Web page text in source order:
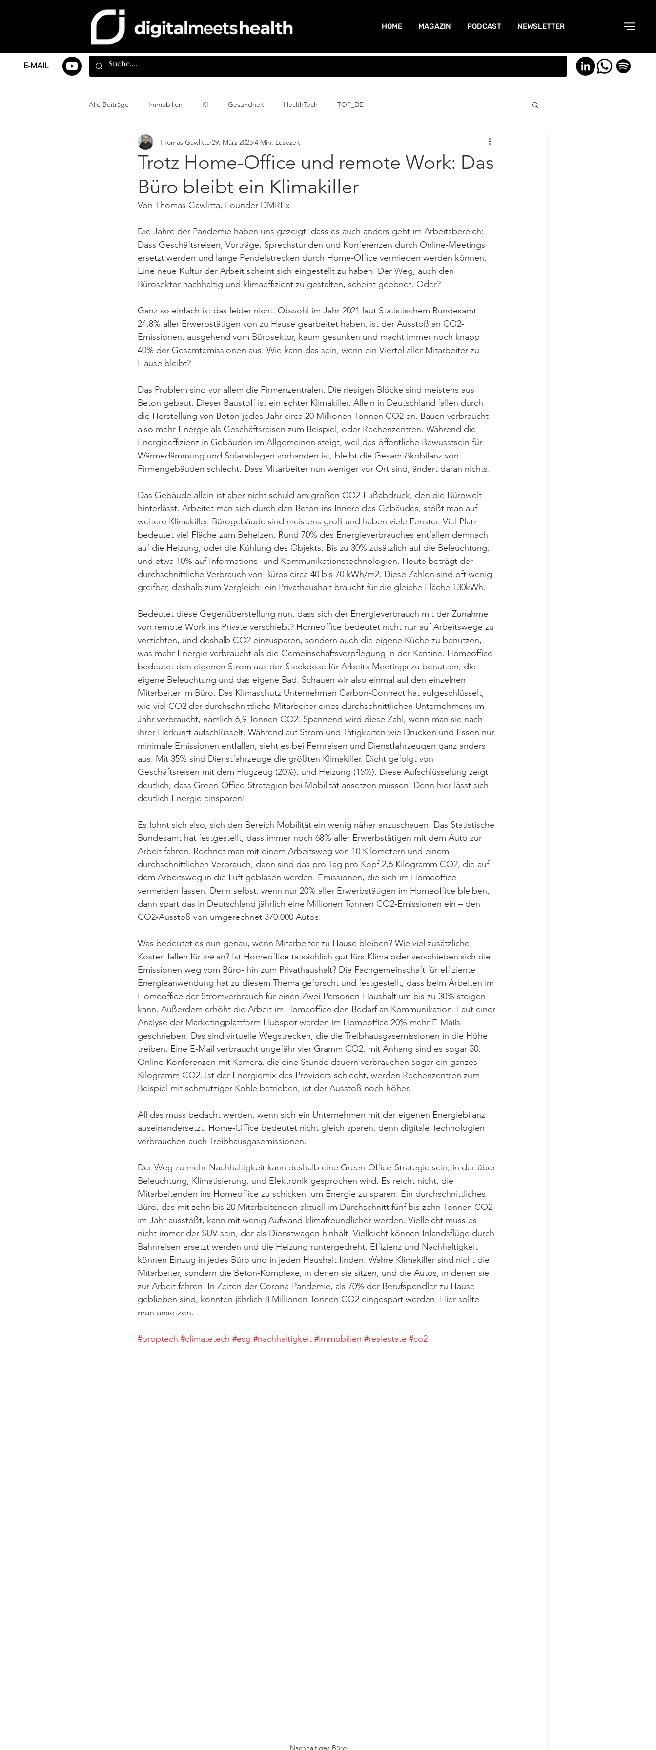
E-MAIL
HOME MAGAZIN PODCAST NEWSLETTER
Alle Beiträge Immobilien KI Gesundheit HealthTech TOP_DE
Trotz Home-Office und remote Work: Das
Büro bleibt ein Klimakiller
Thomas Gawlitta 29. März 2023 4 Min. Lesezeit
Von Thomas Gawlitta, Founder DMREx
Die Jahre der Pandemie haben uns gezeigt, dass es auch anders geht im Arbeitsbereich:
Dass Geschäftsreisen, Vorträge, Sprechstunden und Konferenzen durch Online-Meetings
ersetzt werden und lange Pendelstrecken durch Home-Office vermieden werden können.
Eine neue Kultur der Arbeit scheint sich eingestellt zu haben. Der Weg, auch den
Bürosektor nachhaltig und klimaeffizient zu gestalten, scheint geebnet. Oder?
Ganz so einfach ist das leider nicht. Obwohl im Jahr 2021 laut Statistischem Bundesamt
24,8% aller Erwerbstätigen von zu Hause gearbeitet haben, ist der Ausstoß an CO2-
Emissionen, ausgehend vom Bürosektor, kaum gesunken und macht immer noch knapp
40% der Gesamtemissionen aus. Wie kann das sein, wenn ein Viertel aller Mitarbeiter zu
Hause bleibt?
Das Problem sind vor allem die Firmenzentralen. Die riesigen Blöcke sind meistens aus
Beton gebaut. Dieser Baustoff ist ein echter Klimakiller. Allein in Deutschland fallen durch
die Herstellung von Beton jedes Jahr circa 20 Millionen Tonnen CO2 an. Bauen verbraucht
also mehr Energie als Geschäftsreisen zum Beispiel, oder Rechenzentren. Während die
Energieeffizienz in Gebäuden im Allgemeinen steigt, weil das öffentliche Bewusstsein für
Wärmedämmung und Solaranlagen vorhanden ist, bleibt die Gesamtökobilanz von
Firmengebäuden schlecht. Dass Mitarbeiter nun weniger vor Ort sind, ändert daran nichts.
Das Gebäude allein ist aber nicht schuld am großen CO2-Fußabdruck, den die Bürowelt
hinterlässt. Arbeitet man sich durch den Beton ins Innere des Gebäudes, stößt man auf
weitere Klimakiller. Bürogebäude sind meistens groß und haben viele Fenster. Viel Platz
bedeutet viel Fläche zum Beheizen. Rund 70% des Energieverbrauches entfallen demnach
auf die Heizung, oder die Kühlung des Objekts. Bis zu 30% zusätzlich auf die Beleuchtung,
und etwa 10% auf Informations- und Kommunikationstechnologien. Heute beträgt der
durchschnittliche Verbrauch von Büros circa 40 bis 70 kWh/m2. Diese Zahlen sind oft wenig
greifbar, deshalb zum Vergleich: ein Privathaushalt braucht für die gleiche Fläche 130kWh.
Bedeutet diese Gegenüberstellung nun, dass sich der Energieverbrauch mit der Zunahme
von remote Work ins Private verschiebt? Homeoffice bedeutet nicht nur auf Arbeitswege zu
verzichten, und deshalb CO2 einzusparen, sondern auch die eigene Küche zu benutzen,
was mehr Energie verbraucht als die Gemeinschaftsverpflegung in der Kantine. Homeoffice
bedeutet den eigenen Strom aus der Steckdose für Arbeits-Meetings zu benutzen, die
eigene Beleuchtung und das eigene Bad. Schauen wir also einmal auf den einzelnen
Mitarbeiter im Büro. Das Klimaschutz Unternehmen Carbon-Connect hat aufgeschlüsselt,
wie viel CO2 der durchschnittliche Mitarbeiter eines durchschnittlichen Unternehmens im
Jahr verbraucht, nämlich 6,9 Tonnen CO2. Spannend wird diese Zahl, wenn man sie nach
ihrer Herkunft aufschlüsselt. Während auf Strom und Tätigkeiten wie Drucken und Essen nur
minimale Emissionen entfallen, sieht es bei Fernreisen und Dienstfahrzeugen ganz anders
aus. Mit 35% sind Dienstfahrzeuge die größten Klimakiller. Dicht gefolgt von
Geschäftsreisen mit dem Flugzeug (20%), und Heizung (15%). Diese Aufschlüsselung zeigt
deutlich, dass Green-Office-Strategien bei Mobilität ansetzen müssen. Denn hier lässt sich
deutlich Energie einsparen!
Es lohnt sich also, sich den Bereich Mobilität ein wenig näher anzuschauen. Das Statistische
Bundesamt hat festgestellt, dass immer noch 68% aller Erwerbstätigen mit dem Auto zur
Arbeit fahren. Rechnet man mit einem Arbeitsweg von 10 Kilometern und einem
durchschnittlichen Verbrauch, dann sind das pro Tag pro Kopf 2,6 Kilogramm CO2, die auf
dem Arbeitsweg in die Luft geblasen werden. Emissionen, die sich im Homeoffice
vermeiden lassen. Denn selbst, wenn nur 20% aller Erwerbstätigen im Homeoffice bleiben,
dann spart das in Deutschland jährlich eine Millionen Tonnen CO2-Emissionen ein – den
CO2-Ausstoß von umgerechnet 370.000 Autos.
Was bedeutet es nun genau, wenn Mitarbeiter zu Hause bleiben? Wie viel zusätzliche
Kosten fallen für sie an? Ist Homeoffice tatsächlich gut fürs Klima oder verschieben sich die
Emissionen weg vom Büro- hin zum Privathaushalt? Die Fachgemeinschaft für effiziente
Energieanwendung hat zu diesem Thema geforscht und festgestellt, dass beim Arbeiten im
Homeoffice der Stromverbrauch für einen Zwei-Personen-Haushalt um bis zu 30% steigen
kann. Außerdem erhöht die Arbeit im Homeoffice den Bedarf an Kommunikation. Laut einer
Analyse der Marketingplattform Hubspot werden im Homeoffice 20% mehr E-Mails
geschrieben. Das sind virtuelle Wegstrecken, die die Treibhausgasemissionen in die Höhe
treiben. Eine E-Mail verbraucht ungefähr vier Gramm CO2, mit Anhang sind es sogar 50.
Online-Konferenzen mit Kamera, die eine Stunde dauern verbrauchen sogar ein ganzes
Kilogramm CO2. Ist der Energiemix des Providers schlecht, werden Rechenzentren zum
Beispiel mit schmutziger Kohle betrieben, ist der Ausstoß noch höher.
All das muss bedacht werden, wenn sich ein Unternehmen mit der eigenen Energiebilanz
auseinandersetzt. Home-Office bedeutet nicht gleich sparen, denn digitale Technologien
verbrauchen auch Treibhausgasemissionen.
Der Weg zu mehr Nachhaltigkeit kann deshalb eine Green-Office-Strategie sein, in der über
Beleuchtung, Klimatisierung, und Elektronik gesprochen wird. Es reicht nicht, die
Mitarbeitenden ins Homeoffice zu schicken, um Energie zu sparen. Ein durchschnittliches
Büro, das mit zehn bis 20 Mitarbeitenden aktuell im Durchschnitt fünf bis zehn Tonnen CO2
im Jahr ausstößt, kann mit wenig Aufwand klimafreundlicher werden. Vielleicht muss es
nicht immer der SUV sein, der als Dienstwagen hinhält. Vielleicht können Inlandsflüge durch
Bahnreisen ersetzt werden und die Heizung runtergedreht. Effizienz und Nachhaltigkeit
können Einzug in jedes Büro und in jeden Haushalt finden. Wahre Klimakiller sind nicht die
Mitarbeiter, sondern die Beton-Komplexe, in denen sie sitzen, und die Autos, in denen sie
zur Arbeit fahren. In Zeiten der Corona-Pandemie, als 70% der Berufspendler zu Hause
geblieben sind, konnten jährlich 8 Millionen Tonnen CO2 eingespart werden. Hier sollte
man ansetzen.
#proptech #climatetech #esg #nachhaltigkeit #immobilien #realestate #co2
Nachhaltiges Büro